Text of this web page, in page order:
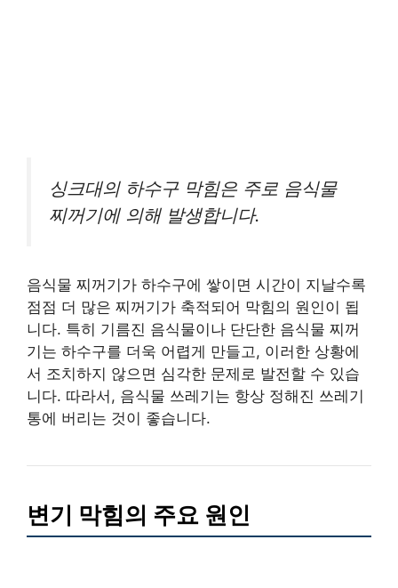
싱크대의 하수구 막힘은 주로 음식물
찌꺼기에 의해 발생합니다.
음식물 찌꺼기가 하수구에 쌓이면 시간이 지날수록
점점 더 많은 찌꺼기가 축적되어 막힘의 원인이 됩
니다. 특히 기름진 음식물이나 단단한 음식물 찌꺼
기는 하수구를 더욱 어렵게 만들고, 이러한 상황에
서 조치하지 않으면 심각한 문제로 발전할 수 있습
니다. 따라서, 음식물 쓰레기는 항상 정해진 쓰레기
통에 버리는 것이 좋습니다.
변기 막힘의 주요 원인